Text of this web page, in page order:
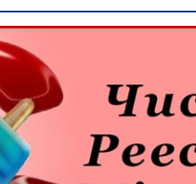
(Hard Disk). Чем
диска. Зачем
диска –
уважаемый